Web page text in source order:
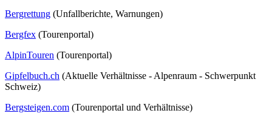
Bergrettung (Unfallberichte, Warnungen)
Bergfex (Tourenportal)
AlpinTouren (Tourenportal)
Gipfelbuch.ch (Aktuelle Verhältnisse - Alpenraum - Schwerpunkt
Schweiz)
Bergsteigen.com (Tourenportal und Verhältnisse)